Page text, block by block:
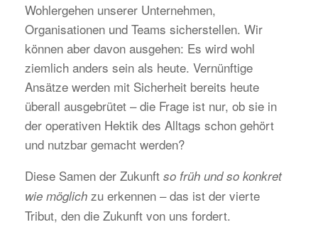
Wohlergehen unserer Unternehmen,
Organisationen und Teams sicherstellen. Wir
können aber davon ausgehen: Es wird wohl
ziemlich anders sein als heute. Vernünftige
Ansätze werden mit Sicherheit bereits heute
überall ausgebrütet – die Frage ist nur, ob sie in
der operativen Hektik des Alltags schon gehört
und nutzbar gemacht werden?
Diese Samen der Zukunft so früh und so konkret
wie möglich zu erkennen – das ist der vierte
Tribut, den die Zukunft von uns fordert.